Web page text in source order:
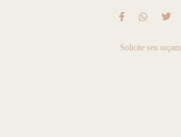
Solicite seu